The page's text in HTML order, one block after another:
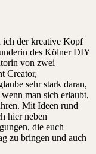
der kreative Kopf
des Kölner DIY
von zwei
Creator,
sehr stark daran,
man sich erlaubt,
Mit Ideen rund
hier neben
die euch
zu bringen und auch